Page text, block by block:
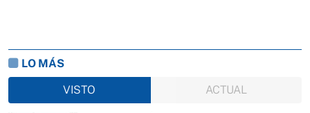
LO MÁS
VISTO
ACTUAL